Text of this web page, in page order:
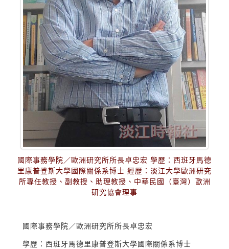
國際事務學院／歐洲研究所所長卓忠宏 學歷：西班牙馬德
里康普登斯大學國際關係系博士 經歷：淡江大學歐洲研究
所專任教授、副教授、助理教授、中華民國（臺灣）歐洲
研究協會理事
國際事務學院／歐洲研究所所長卓忠宏
學歷：西班牙馬德里康普登斯大學國際關係系博士